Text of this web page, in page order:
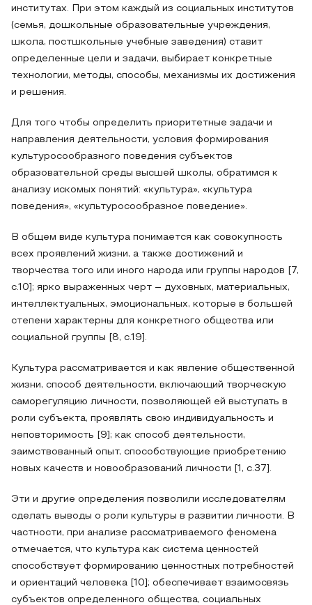
институтах. При этом каждый из социальных институтов
(семья, дошкольные образовательные учреждения,
школа, постшкольные учебные заведения) ставит
определенные цели и задачи, выбирает конкретные
технологии, методы, способы, механизмы их достижения
и решения.
Для того чтобы определить приоритетные задачи и
направления деятельности, условия формирования
культуросообразного поведения субъектов
образовательной среды высшей школы, обратимся к
анализу искомых понятий: «культура», «культура
поведения», «культуросообразное поведение».
В общем виде культура понимается как совокупность
всех проявлений жизни, а также достижений и
творчества того или иного народа или группы народов [7,
с.10]; ярко выраженных черт – духовных, материальных,
интеллектуальных, эмоциональных, которые в большей
степени характерны для конкретного общества или
социальной группы [8, с.19].
Культура рассматривается и как явление общественной
жизни, способ деятельности, включающий творческую
саморегуляцию личности, позволяющей ей выступать в
роли субъекта, проявлять свою индивидуальность и
неповторимость [9]; как способ деятельности,
заимствованный опыт, способствующие приобретению
новых качеств и новообразований личности [1, с.37].
Эти и другие определения позволили исследователям
сделать выводы о роли культуры в развитии личности. В
частности, при анализе рассматриваемого феномена
отмечается, что культура как система ценностей
способствует формированию ценностных потребностей
и ориентаций человека [10]; обеспечивает взаимосвязь
субъектов определенного общества, социальных